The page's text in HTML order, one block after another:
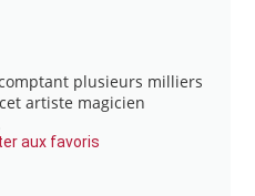
plusieurs milliers
artiste magicien
aux favoris